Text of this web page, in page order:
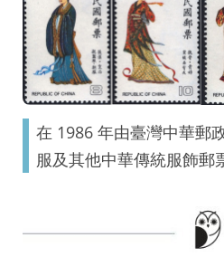
在 1986 年由臺灣中華郵
服及其他中華傳統服飾郵